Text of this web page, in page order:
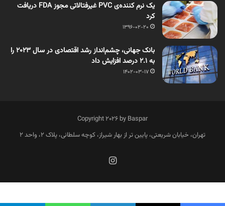
یک نرم کننده‌ی PVC غیرفتالاتی مجوز FDA دریافت
کرد
1396-02-20
بانک جهانی، چشم‌انداز رشد اقتصادی در سال ۲۰۲۳ را
به ۲.۱ درصد افزایش داد
1402-03-17
Copyright 2026 by Baspar
تهران، خیابان شریعتی، پایین تر از بهار شیراز، کوچه سلطانی، پلاک 2، واحد 2